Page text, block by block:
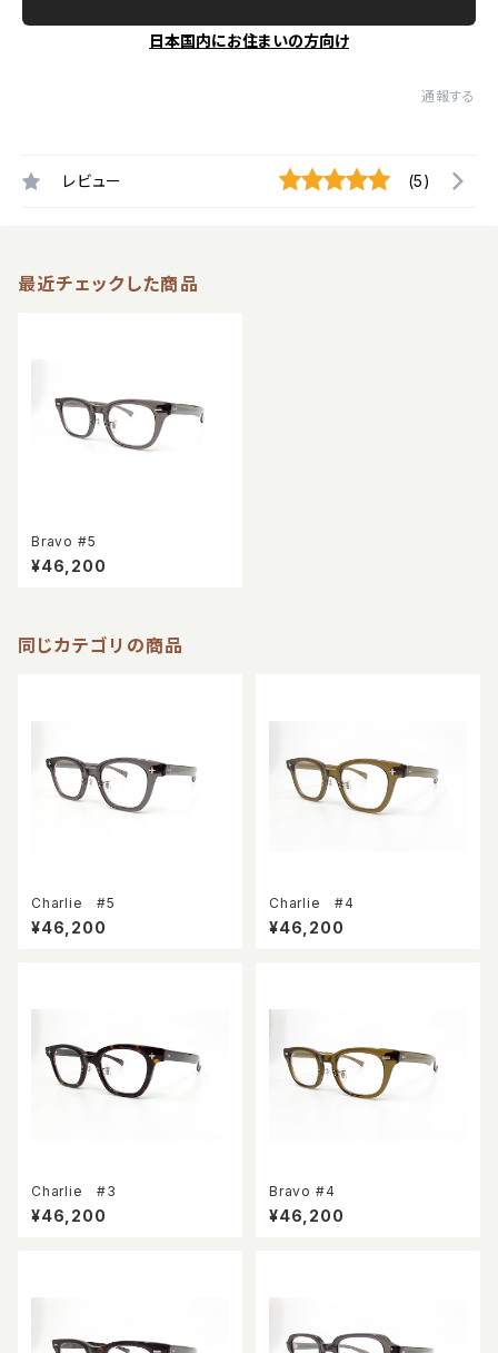
日本国内にお住まいの方向け
通報する
レビュー (5)
最近チェックした商品
Bravo #5
¥46,200
同じカテゴリの商品
Charlie #5
¥46,200
Charlie #4
¥46,200
Charlie #3
¥46,200
Bravo #4
¥46,200